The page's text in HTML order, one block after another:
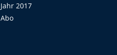
Jahr 2017
Abo